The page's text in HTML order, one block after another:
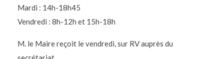
Mardi : 14h-18h45
Vendredi : 8h-12h et 15h-18h
M. le Maire reçoit le vendredi, sur RV auprès du